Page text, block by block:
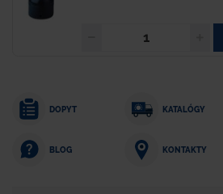
DOPYT KATALÓGY
BLOG KONTAKTY